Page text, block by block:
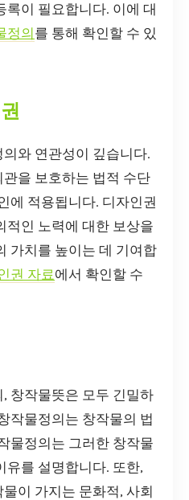
이 필요합니다. 이에 대
정의 를 통해 확인할 수 있
와 연관성이 깊습니다.
을 보호하는 법적 수단
에 적용됩니다. 디자인권
적인 노력에 대한 보상을
가치를 높이는 데 기여합
권 자료에서 확인할 수
창작물뜻은 모두 긴밀하
작물정의는 창작물의 법
물정의는 그러한 창작물
유를 설명합니다. 또한,
이 가지는 문화적, 사회